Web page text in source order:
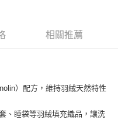
相關推薦
）配方，維持羽絨天然特性
、睡袋等羽絨填充織品，讓洗